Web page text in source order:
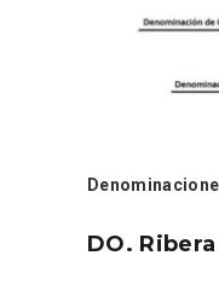
DO.